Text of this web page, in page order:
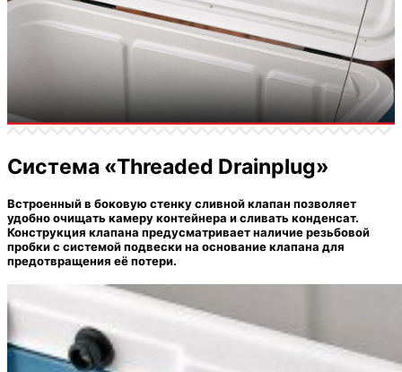
Система «Threaded Drainplug»
Встроенный в боковую стенку сливной клапан позволяет
удобно очищать камеру контейнера и сливать конденсат.
Конструкция клапана предусматривает наличие резьбовой
пробки с системой подвески на основание клапана для
предотвращения её потери.